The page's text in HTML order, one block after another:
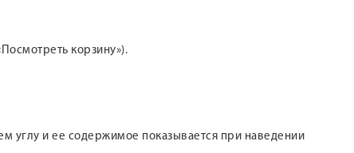
корзину»).
углу и ее содержимое показывается при наведении